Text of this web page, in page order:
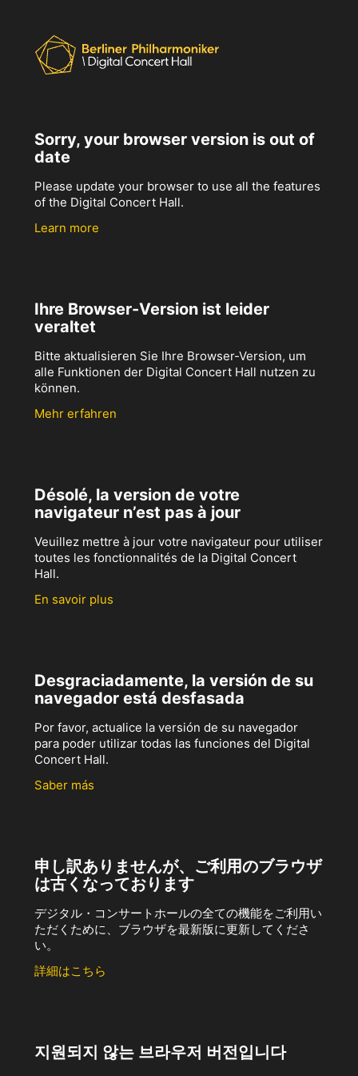
Sorry, your browser version is out of
date
Please update your browser to use all the features
of the Digital Concert Hall.
Learn more
Ihre Browser-Version ist leider
veraltet
Bitte aktualisieren Sie Ihre Browser-Version, um
alle Funktionen der Digital Concert Hall nutzen zu
können.
Mehr erfahren
Désolé, la version de votre
navigateur n’est pas à jour
Veuillez mettre à jour votre navigateur pour utiliser
toutes les fonctionnalités de la Digital Concert
Hall.
En savoir plus
Desgraciadamente, la versión de su
navegador está desfasada
Por favor, actualice la versión de su navegador
para poder utilizar todas las funciones del Digital
Concert Hall.
Saber más
申し訳ありませんが、ご利用のブラウザ
は古くなっております
デジタル・コンサートホールの全ての機能をご利用い
ただくために、ブラウザを最新版に更新してくださ
い。
詳細はこちら
지원되지 않는 브라우저 버전입니다